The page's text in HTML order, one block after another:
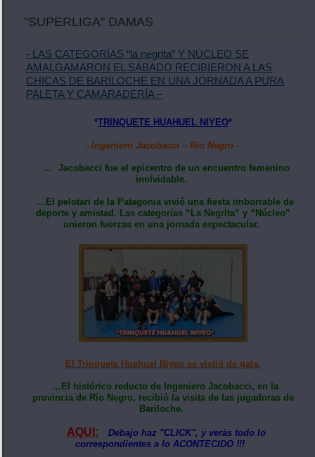
"SUPERLIGA" DAMAS
- LAS CATEGORÍAS “la negrita” Y NÚCLEO SE
AMALGAMARON EL SÁBADO RECIBIERON A LAS
CHICAS DE BARILOCHE EN UNA JORNADA A PURA
PALETA Y CAMARADERÍA –
*TRINQUETE HUAHUEL NIYEO*
- Ingeniero Jacobacci – Río Negro –
…
Jacobacci fue el epicentro de un encuentro femenino
inolvidable.
…El pelotari de la Patagonia vivió una fiesta imborrable de
deporte y amistad. Las categorías “La Negrita” y “Núcleo”
unieron fuerzas en una jornada espectacular.
El Trinquete Huahuel Niyeo se vistió de gala.
…El histórico reducto de Ingeniero Jacobacci, en la
provincia de Río Negro, recibió la visita de las jugadoras de
Bariloche.
AQUI:
Debajo haz "CLICK", y veràs todo lo
correspondientes a lo ACONTECIDO !!!